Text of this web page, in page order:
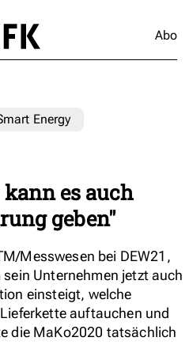
Abo
Energy
kann es auch
geben"
Messwesen bei DEW21,
Unternehmen jetzt auch
einsteigt, welche
auftauchen und
die MaKo2020 tatsächlich